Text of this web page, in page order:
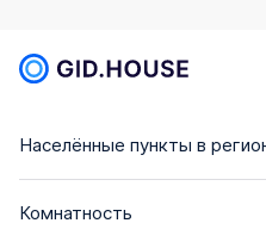
Населённые пункты в
Комнатность